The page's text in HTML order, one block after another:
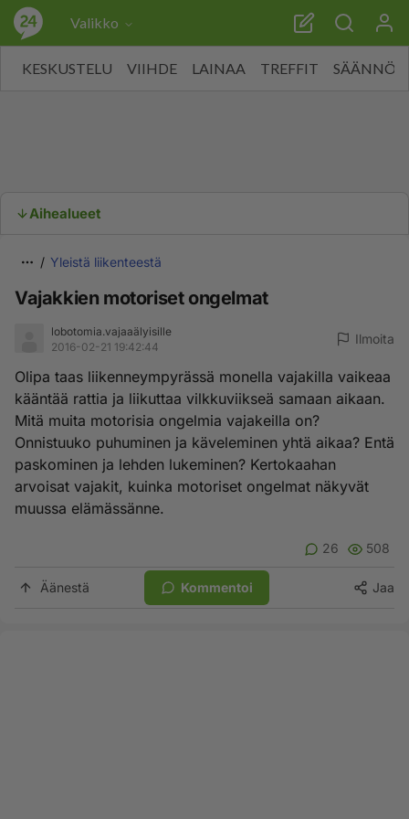
Valikko
KESKUSTELU VIIHDE LAINAA TREFFIT SÄÄNNÖT
Aihealueet
Yleistä liikenteestä
Vajakkien motoriset ongelmat
lobotomia.vajaaälyisille
2016-02-21 19:42:44
Ilmoita
Olipa taas liikenneympyrässä monella vajakilla vaikeaa
kääntää rattia ja liikuttaa vilkkuviikseä samaan aikaan.
Mitä muita motorisia ongelmia vajakeilla on?
Onnistuuko puhuminen ja käveleminen yhtä aikaa? Entä
paskominen ja lehden lukeminen? Kertokaahan
arvoisat vajakit, kuinka motoriset ongelmat näkyvät
muussa elämässänne.
26 508
Äänestä Kommentoi Jaa